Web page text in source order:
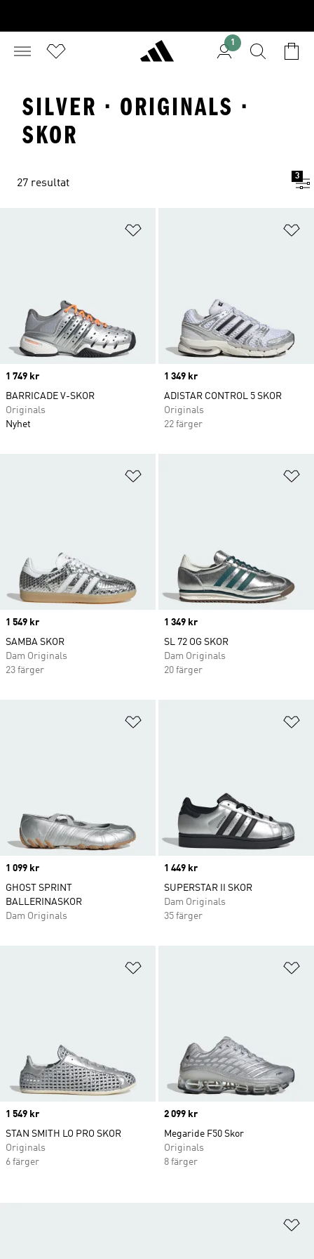
1
SILVER · ORIGINALS ·
SKOR
27 resultat
3
Price
1 749 kr
BARRICADE V-SKOR
Originals
Nyhet
Price
1 349 kr
ADISTAR CONTROL 5 SKOR
Originals
22 färger
Price
1 549 kr
SAMBA SKOR
Dam Originals
23 färger
Price
1 349 kr
SL 72 OG SKOR
Dam Originals
20 färger
Price
1 099 kr
GHOST SPRINT
BALLERINASKOR
Dam Originals
Price
1 449 kr
SUPERSTAR II SKOR
Dam Originals
35 färger
Price
1 549 kr
STAN SMITH LO PRO SKOR
Originals
6 färger
Price
2 099 kr
Megaride F50 Skor
Originals
8 färger